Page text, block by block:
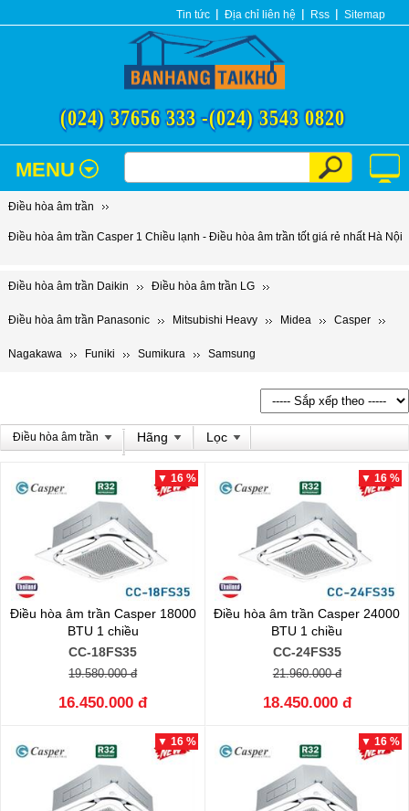
Tin tức Địa chỉ liên hệ Rss Sitemap
(024) 37656 333 -(024) 3543 0820
MENU
Điều hòa âm trần
Điều hòa âm trần Casper 1 Chiều lạnh - Điều hòa âm trần tốt giá rẻ nhất Hà Nội
Điều hòa âm trần Daikin Điều hòa âm trần LG
Điều hòa âm trần Panasonic Mitsubishi Heavy Midea Casper
Nagakawa Funiki Sumikura Samsung
Điều hòa âm trần Hãng Lọc
▼ 16 %
Điều hòa âm trần Casper 18000
BTU 1 chiều
CC-18FS35
19.580.000 đ
16.450.000 đ
▼ 16 %
Điều hòa âm trần Casper 24000
BTU 1 chiều
CC-24FS35
21.960.000 đ
18.450.000 đ
▼ 16 % ▼ 16 %